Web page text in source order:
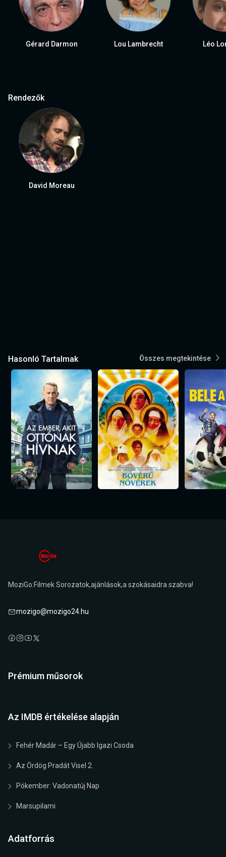
Gérard Darmon Lou Lambrecht Léo
Rendezők
David Moreau
Hasonló Tartalmak Összes megtekintése
MoziGo:Filmek Sorozatok,ajánlások,a szokásaidra szabva!
mozigo@mozigo24.hu
Prémium műsorok
Az IMDB értékelése alapján
Fehér Madár – Egy Újabb Igazi Csoda
Az Ördög Pradát Visel 2.
Pókember: Vadonatúj Nap
Marsupilami
Adatforrás